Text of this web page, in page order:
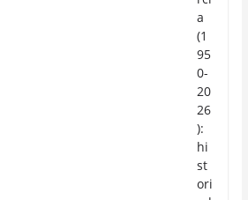
a
(1
95
0-
20
26
):
hi
st
ori